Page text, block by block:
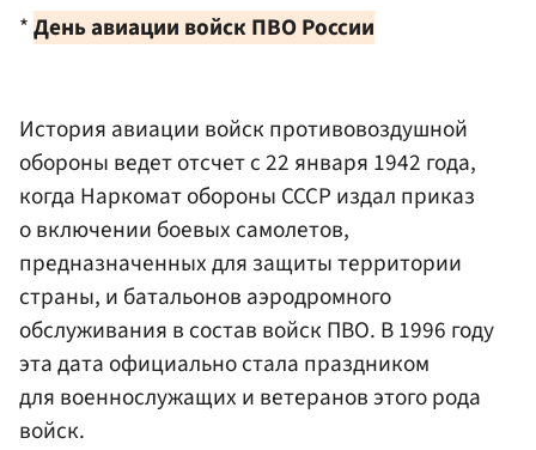
*День авиации войск ПВО России
История авиации войск противовоздушной
обороны ведет отсчет с 22 января 1942 года,
когда Наркомат обороны СССР издал приказ
о включении боевых самолетов,
предназначенных для защиты территории
страны, и батальонов аэродромного
обслуживания в состав войск ПВО. В 1996 году
эта дата официально стала праздником
для военнослужащих и ветеранов этого рода
войск.